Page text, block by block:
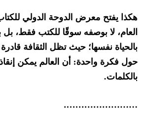
هكذا يفتح معرض الدوحة الدولي للكتاب
العام، لا بوصفه سوقًا للكتب فقط، بل
بالحياة نفسها؛ حيث تظل الثقافة
حول فكرة واحدة: أن العالم يمكن
بالكلمات.
…………………….